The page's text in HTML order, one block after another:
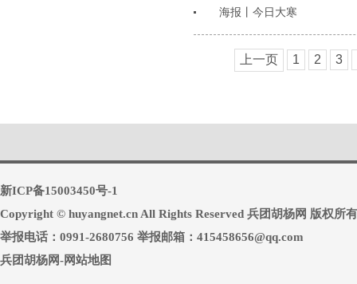
海报丨今日大寒
上一页 1 2 3
新ICP备15003450号-1
Copyright © huyangnet.cn All Rights Reserved 兵团胡杨网 版权所有
举报电话：0991-2680756 举报邮箱：415458656@qq.com
兵团胡杨网-网站地图